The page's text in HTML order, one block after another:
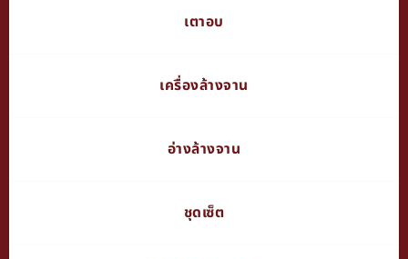
เตาอบ
เครื่องล้างจาน
อ่างล้างจาน
ชุดเซ็ต